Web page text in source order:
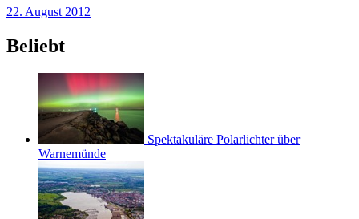
22. August 2012
Beliebt
Spektakuläre Polarlichter über
Warnemünde